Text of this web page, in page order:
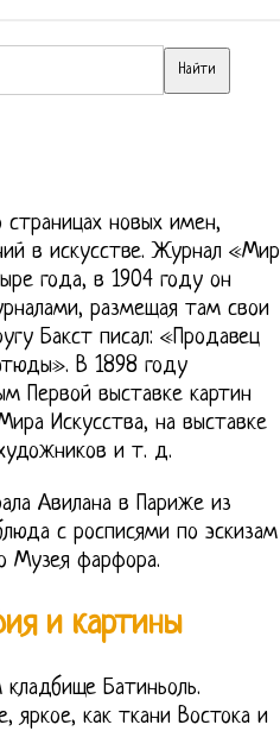
новых имен,
в искусстве. Журнал «Мир
года, в 1904 году он
размещая там свои
Бакст писал: «Продавец
В 1898 году
Первой выставке картин
Искусства, на выставке
и т. д.
Авилана в Париже из
с росписями по эскизам
Музея фарфора.
и картины
Батиньоль.
яркое, как ткани Востока и